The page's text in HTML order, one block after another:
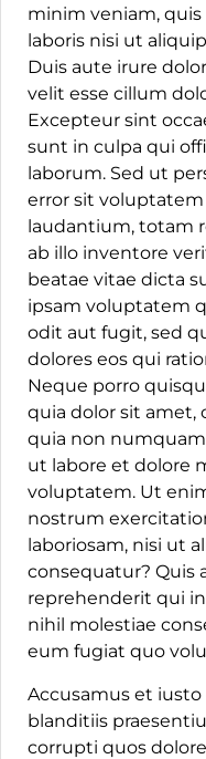
minim veniam,
laboris nisi ut
Duis aute irure
velit esse cillum
Excepteur sint
sunt in culpa qui
laborum. Sed ut
error sit
laudantium, totam
ab illo inventore
beatae vitae dicta
ipsam voluptatem
odit aut fugit, sed
dolores eos qui
Neque porro
quia dolor sit amet,
quia non
ut labore et dolore
voluptatem. Ut
nostrum
laboriosam, nisi ut
consequatur? Quis
reprehenderit qui
nihil molestiae
eum fugiat quo
Accusamus et
blanditiis
corrupti quos